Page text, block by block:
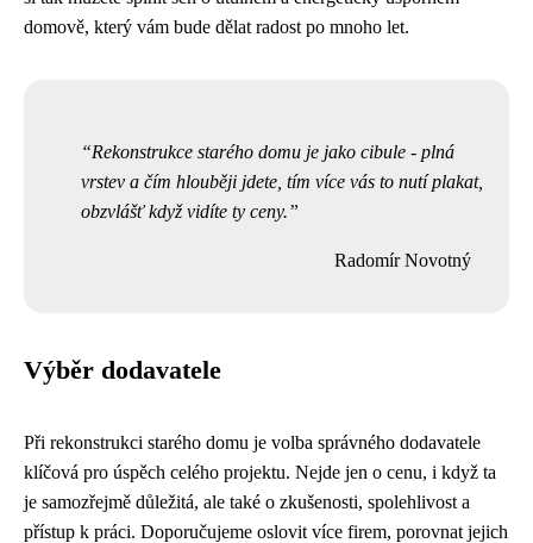
domově, který vám bude dělat radost po mnoho let.
Rekonstrukce starého domu je jako cibule - plná
vrstev a čím hlouběji jdete, tím více vás to nutí plakat,
obzvlášť když vidíte ty ceny.
Radomír Novotný
Výběr dodavatele
Při rekonstrukci starého domu je volba správného dodavatele
klíčová pro úspěch celého projektu. Nejde jen o cenu, i když ta
je samozřejmě důležitá, ale také o zkušenosti, spolehlivost a
přístup k práci. Doporučujeme oslovit více firem, porovnat jejich